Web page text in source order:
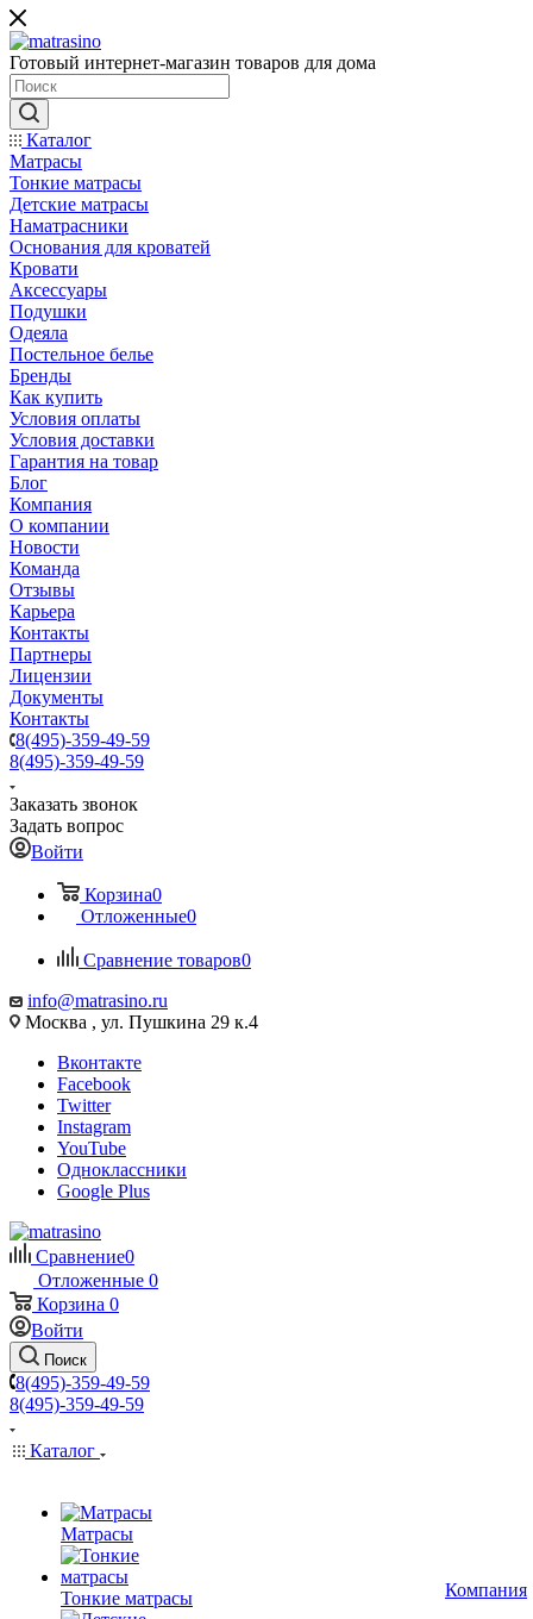
Готовый интернет-магазин товаров для дома
Каталог
Матрасы
Тонкие матрасы
Детские матрасы
Наматрасники
Основания для кроватей
Кровати
Аксессуары
Подушки
Одеяла
Постельное белье
Бренды
Как купить
Условия оплаты
Условия доставки
Гарантия на товар
Блог
Компания
О компании
Новости
Команда
Отзывы
Карьера
Контакты
Партнеры
Лицензии
Документы
Контакты
8(495)-359-49-59
8(495)-359-49-59
Заказать звонок
Задать вопрос
Войти
Корзина0
Отложенные0
Сравнение товаров0
info@matrasino.ru
Москва , ул. Пушкина 29 к.4
Вконтакте
Facebook
Twitter
Instagram
YouTube
Одноклассники
Google Plus
Сравнение0
Отложенные 0
Корзина 0
Войти
Поиск
8(495)-359-49-59
8(495)-359-49-59
Каталог
Матрасы
Тонкие матрасы
Компания